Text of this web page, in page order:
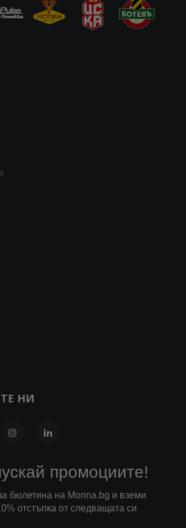
НИ
промоциите!
бюлетина на Monna.bg и вземи
отстъпка от следващата си